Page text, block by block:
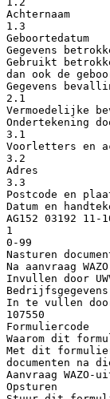
Achternaam
1.3
Geboortedatum
Gegevens
Gebruikt
dan ook de
Gegevens
2.1
Vermoedelijke
Ondertekening
3.1
Voorletters en
3.2
Adres
3.3
Postcode en
Datum en
AG152 03192 11-
1
0-99
Nasturen
Na aanvraag
Invullen door
Bedrijfsgegevens
In te vullen door
107550
Formuliercode
Waarom dit
Met dit
documenten na
Aanvraag
Opsturen